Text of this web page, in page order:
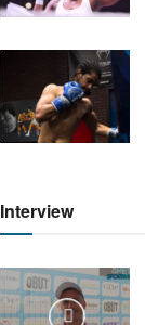
Interview